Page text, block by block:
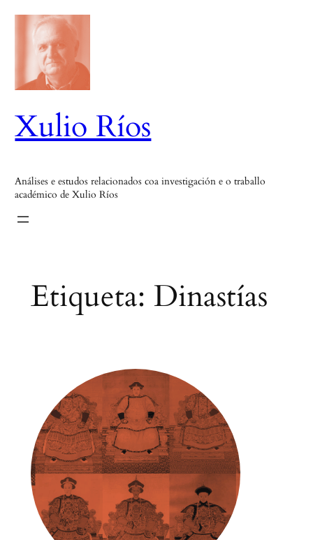
Saltar
contido
Xulio Ríos
Análises e estudos relacionados coa investigación e o traballo
académico de Xulio Ríos
Etiqueta: Dinastías